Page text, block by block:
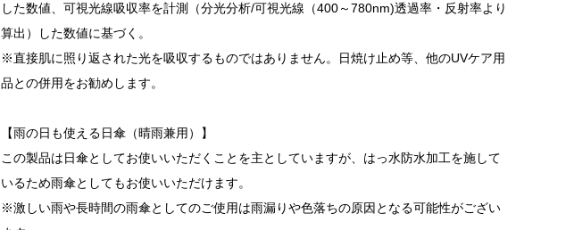
した数値、可視光線吸収率を計測（分光分析/可視光線（400～780nm)透過率・反射率より
算出）した数値に基づく。
※直接肌に照り返された光を吸収するものではありません。日焼け止め等、他のUVケア用
品との併用をお勧めします。
【雨の日も使える日傘（晴雨兼用）】
この製品は日傘としてお使いいただくことを主としていますが、はっ水防水加工を施して
いるため雨傘としてもお使いいただけます。
※激しい雨や長時間の雨傘としてのご使用は雨漏りや色落ちの原因となる可能性がござい